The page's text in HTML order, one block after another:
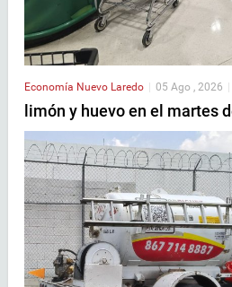
Economía Nuevo Laredo 05 Ago , 2026
limón y huevo en el martes